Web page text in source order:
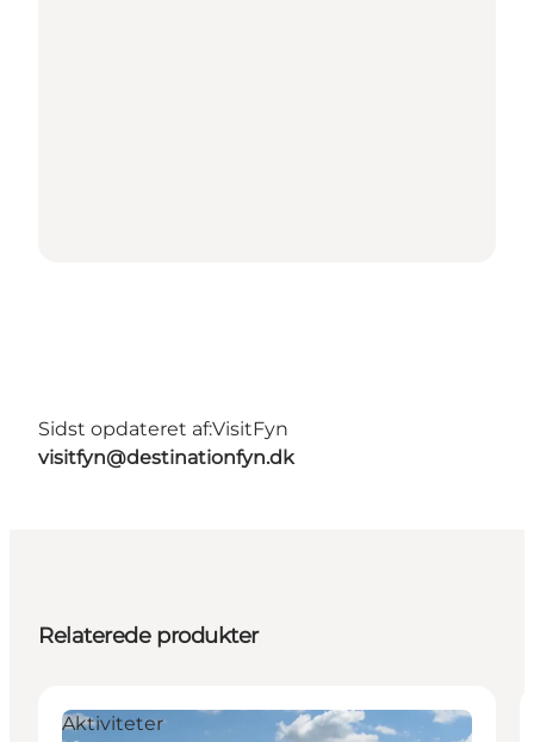
Sidst opdateret af:VisitFyn
visitfyn@destinationfyn.dk
Relaterede produkter
Aktiviteter